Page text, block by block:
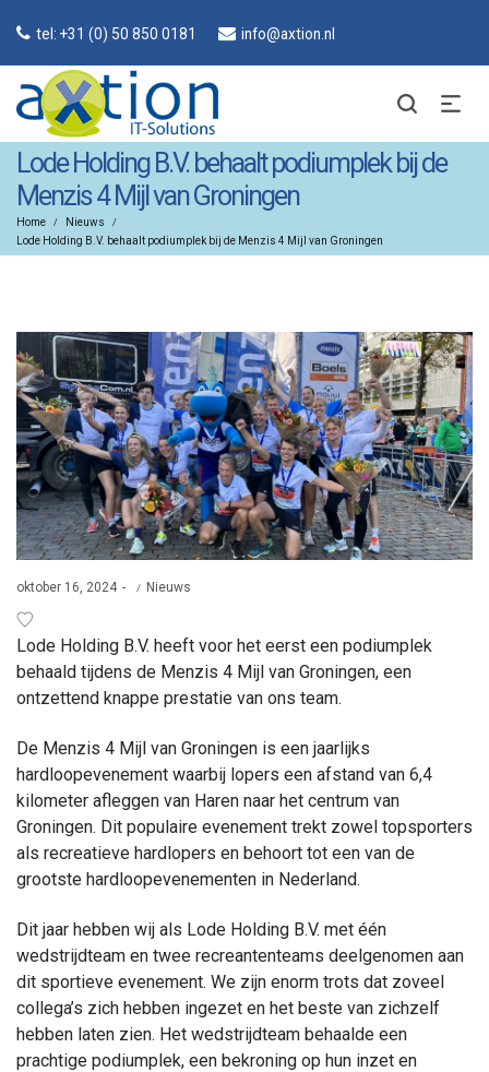
tel: +31 (0) 50 850 0181 info@axtion.nl
Lode Holding B.V. behaalt podiumplek bij de
Menzis 4 Mijl van Groningen
Home / Nieuws /
Lode Holding B.V. behaalt podiumplek bij de Menzis 4 Mijl van Groningen
Posted
on
oktober 16, 2024
Posted
Nieuws
Lode Holding B.V. heeft voor het eerst een podiumplek
behaald tijdens de Menzis 4 Mijl van Groningen, een
ontzettend knappe prestatie van ons team.
De Menzis 4 Mijl van Groningen is een jaarlijks
hardloopevenement waarbij lopers een afstand van 6,4
kilometer afleggen van Haren naar het centrum van
Groningen. Dit populaire evenement trekt zowel topsporters
als recreatieve hardlopers en behoort tot een van de
grootste hardloopevenementen in Nederland.
Dit jaar hebben wij als Lode Holding B.V. met één
wedstrijdteam en twee recreantenteams deelgenomen aan
dit sportieve evenement. We zijn enorm trots dat zoveel
collega’s zich hebben ingezet en het beste van zichzelf
hebben laten zien. Het wedstrijdteam behaalde een
prachtige podiumplek, een bekroning op hun inzet en